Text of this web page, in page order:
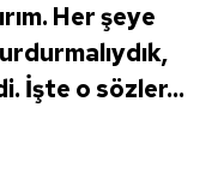
Her şeye
İşte o sözler...